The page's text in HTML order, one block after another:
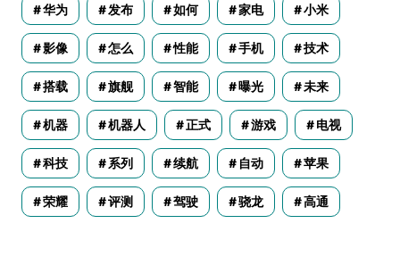
华为 发布 如何 家电 小米
影像 怎么 性能 手机 技术
搭载 旗舰 智能 曝光 未来
机器 机器人 正式 游戏 电视
科技 系列 续航 自动 苹果
荣耀 评测 驾驶 骁龙 高通